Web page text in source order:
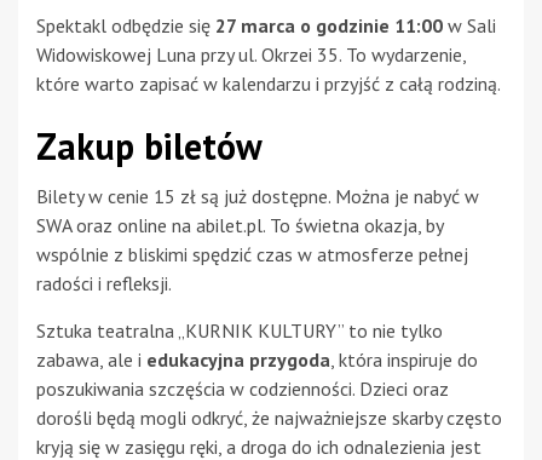
Spektakl odbędzie się 27 marca o godzinie 11:00 w Sali
Widowiskowej Luna przy ul. Okrzei 35. To wydarzenie,
które warto zapisać w kalendarzu i przyjść z całą rodziną.
Zakup biletów
Bilety w cenie 15 zł są już dostępne. Można je nabyć w
SWA oraz online na abilet.pl. To świetna okazja, by
wspólnie z bliskimi spędzić czas w atmosferze pełnej
radości i refleksji.
Sztuka teatralna „KURNIK KULTURY” to nie tylko
zabawa, ale i edukacyjna przygoda , która inspiruje do
poszukiwania szczęścia w codzienności. Dzieci oraz
dorośli będą mogli odkryć, że najważniejsze skarby często
kryją się w zasięgu ręki, a droga do ich odnalezienia jest